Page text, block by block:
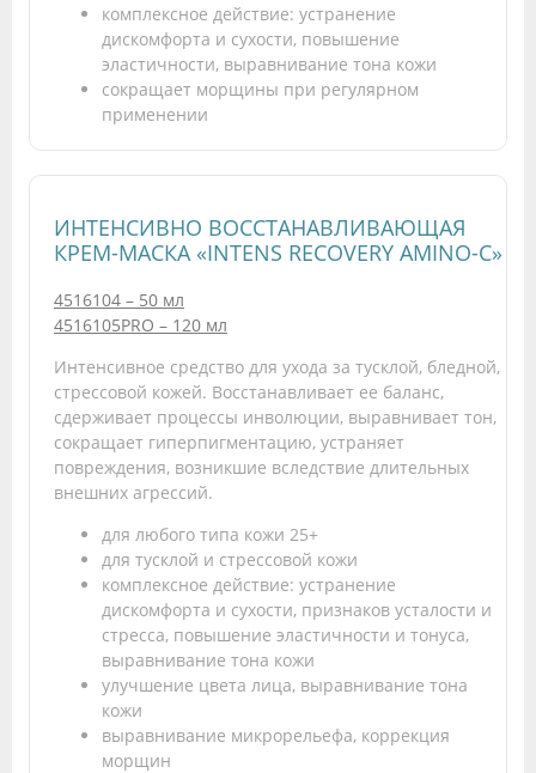
комплексное действие: устранение
дискомфорта и сухости, повышение
эластичности, выравнивание тона кожи
сокращает морщины при регулярном
применении
ИНТЕНСИВНО ВОССТАНАВЛИВАЮЩАЯ
КРЕМ-МАСКА «INTENS RECOVERY AMINO-C»
4516104 – 50 мл
4516105PRO – 120 мл
Интенсивное средство для ухода за тусклой, бледной,
стрессовой кожей. Восстанавливает ее баланс,
сдерживает процессы инволюции, выравнивает тон,
сокращает гиперпигментацию, устраняет
повреждения, возникшие вследствие длительных
внешних агрессий.
для любого типа кожи 25+
для тусклой и стрессовой кожи
комплексное действие: устранение
дискомфорта и сухости, признаков усталости и
стресса, повышение эластичности и тонуса,
выравнивание тона кожи
улучшение цвета лица, выравнивание тона
кожи
выравнивание микрорельефа, коррекция
морщин